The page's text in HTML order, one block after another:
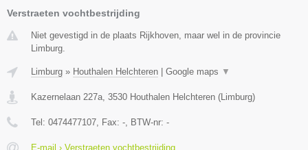
Verstraeten vochtbestrijding
Niet gevestigd in de plaats Rijkhoven, maar wel in de provincie
Limburg.
Limburg » Houthalen Helchteren Google maps ▼
Kazernelaan 227a, 3530 Houthalen Helchteren (Limburg)
Tel: 0474477107, Fax: -, BTW-nr: -
E-mail › Verstraeten vochtbestrijding